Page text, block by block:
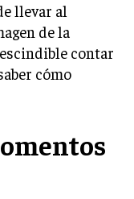
llevar al
de la
contar
cómo